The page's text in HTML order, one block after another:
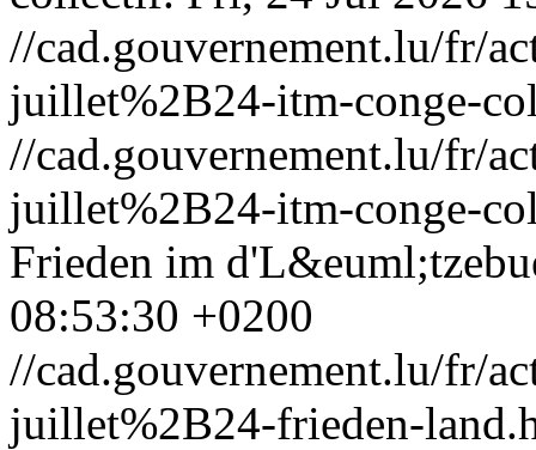
//cad.gouvernement.lu/fr/
juillet%2B24-itm-conge-
//cad.gouvernement.lu/fr/
juillet%2B24-itm-conge-
Frieden im
08:53:30 +0200
//cad.gouvernement.lu/fr/
juillet%2B24-frieden-